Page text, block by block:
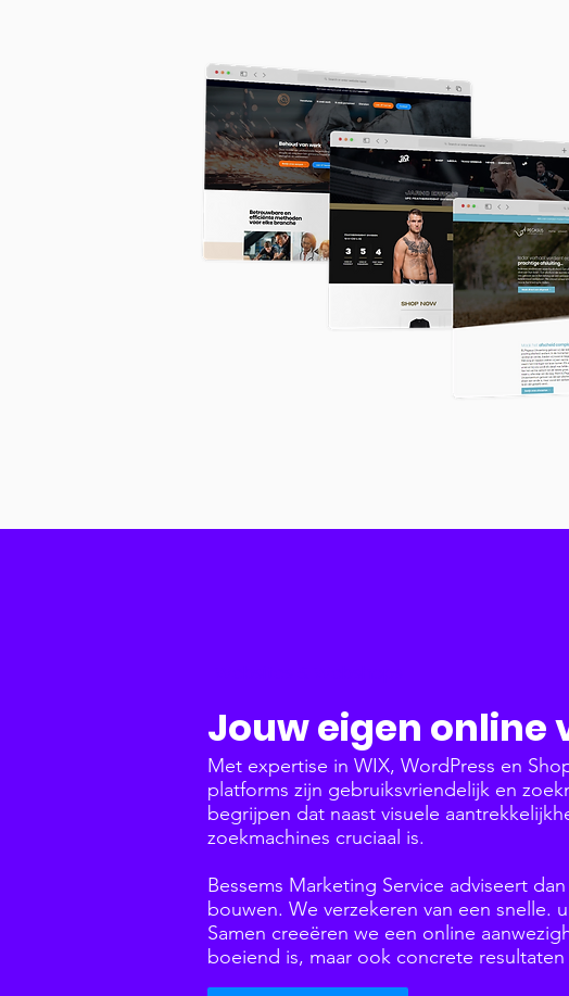
Jouw eigen online
Met expertise in WIX, WordPress en
platforms zijn gebruiksvriendelijk en
begrijpen dat naast visuele
zoekmachines cruciaal is.
Bessems Marketing Service adviseert
bouwen. We verzekeren van een snelle.
Samen creeëren we een online
boeiend is, maar ook concrete resultaten